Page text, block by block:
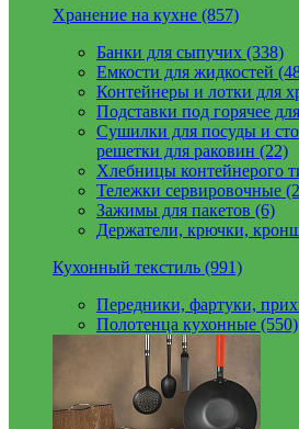
Хранение на кухне (857)
Банки для сыпучих (338)
Емкости для жидкостей
Контейнеры и лотки для
Подставки под горячее
Сушилки для посуды и
решетки для раковин (22)
Хлебницы контейнерого
Тележки сервировочные
Зажимы для пакетов (6)
Держатели, крючки,
Кухонный текстиль (991)
Передники, фартуки,
Полотенца кухонные (550)